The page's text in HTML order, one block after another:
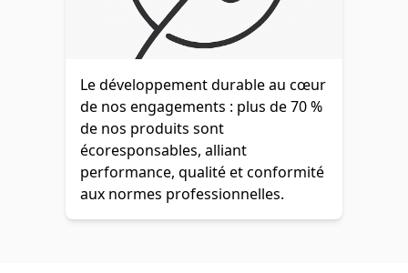
Le développement durable au cœur
de nos engagements : plus de 70 %
de nos produits sont
écoresponsables, alliant
performance, qualité et conformité
aux normes professionnelles.